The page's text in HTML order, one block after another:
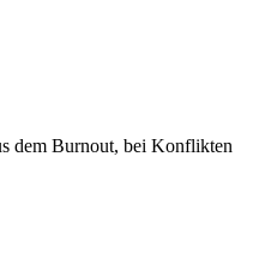
dem Burnout, bei Konflik­ten